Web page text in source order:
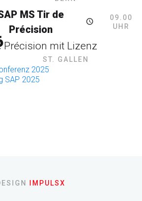
MS Tir de
Précision
09.00
UHR
Précision mit Lizenz
ST. GALLEN
2025
SAP 2025
IMPULSX